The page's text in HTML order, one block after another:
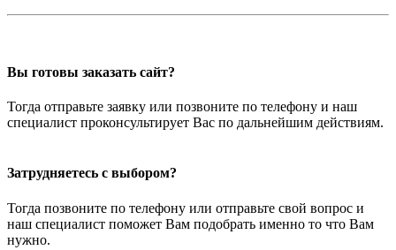
Вы готовы заказать сайт?
Тогда отправьте заявку или позвоните по телефону и наш
специалист проконсультирует Вас по дальнейшим действиям.
Затрудняетесь с выбором?
Тогда позвоните по телефону или отправьте свой вопрос и
наш специалист поможет Вам подобрать именно то что Вам
нужно.